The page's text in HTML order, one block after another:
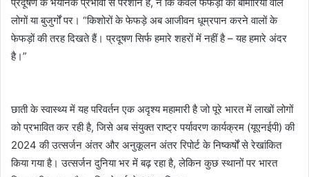
लोगों या बुजुर्गों पर। “किशोरों के फेफड़े अब आजीवन धूम्रपान करने वालों के
फेफड़ों की तरह दिखते हैं। प्रदूषण सिर्फ हमारे शहरों में नहीं है – यह हमारे अंदर
है।”
छाती के स्वास्थ्य में यह परिवर्तन एक अदृश्य महामारी है जो पूरे भारत में लाखों लोगों
को प्रभावित कर रही है, जिसे अब संयुक्त राष्ट्र पर्यावरण कार्यक्रम (यूएनईपी) की
2024 की उत्सर्जन अंतर और अनुकूलन अंतर रिपोर्ट के निष्कर्षों से रेखांकित
किया गया है। उत्सर्जन दुनिया भर में बढ़ रहा है, लेकिन कुछ स्थानों पर भारत